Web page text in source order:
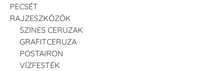
PECSÉT
RAJZESZKÖZÖK
SZINES CERUZAK
GRAFITCERUZA
POSTAIRON
VÍZFESTÉK